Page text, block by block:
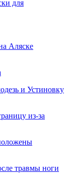
для
Аляске
и Устиновку
из-за
травмы ноги